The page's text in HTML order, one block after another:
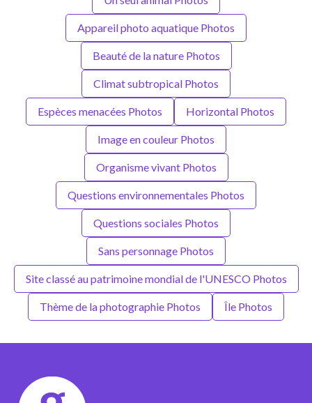
Appareil photo aquatique Photos
Beauté de la nature Photos
Climat subtropical Photos
Espèces menacées Photos Horizontal Photos
Image en couleur Photos
Organisme vivant Photos
Questions environnementales Photos
Questions sociales Photos
Sans personnage Photos
Site classé au patrimoine mondial de l'UNESCO Photos
Thème de la photographie Photos Île Photos